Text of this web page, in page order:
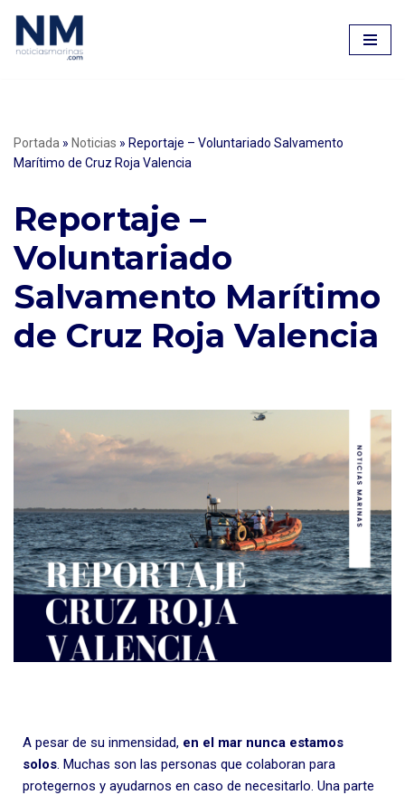
Saltar
Portada » Noticias » Reportaje – Voluntariado Salvamento
Marítimo de Cruz Roja Valencia
Reportaje –
Voluntariado
Salvamento Marítimo
de Cruz Roja Valencia
A pesar de su inmensidad, en el mar nunca estamos
solos. Muchas son las personas que colaboran para
protegernos y ayudarnos en caso de necesitarlo. Una parte